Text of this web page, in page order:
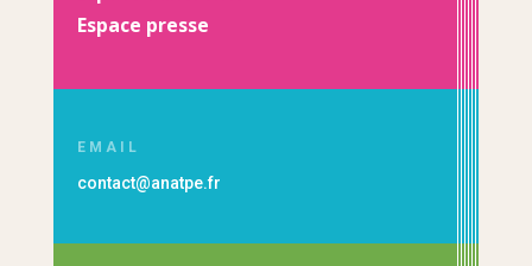
Espace presse
EMAIL
contact@anatpe.fr